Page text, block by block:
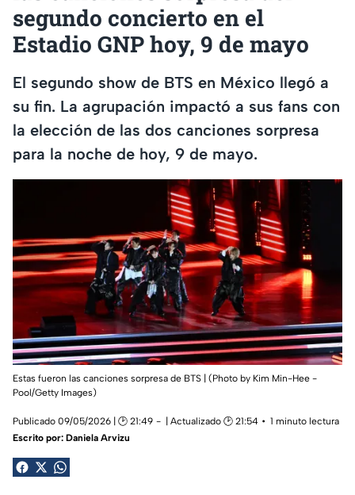
segundo concierto en el
Estadio GNP hoy, 9 de mayo
El segundo show de BTS en México llegó a
su fin. La agrupación impactó a sus fans con
la elección de las dos canciones sorpresa
para la noche de hoy, 9 de mayo.
Estas fueron las canciones sorpresa de BTS | (Photo by Kim Min-Hee -
Pool/Getty Images)
Publicado 09/05/2026 | 🕑 21:49 | Actualizado 🕑 21:54
1 minuto lectura
Escrito por: Daniela Arvizu